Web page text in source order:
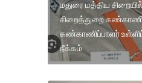
மதுரை மத்திய
சிறைத்துறை
கண்காணிப்பாளர்
நீக்கம்